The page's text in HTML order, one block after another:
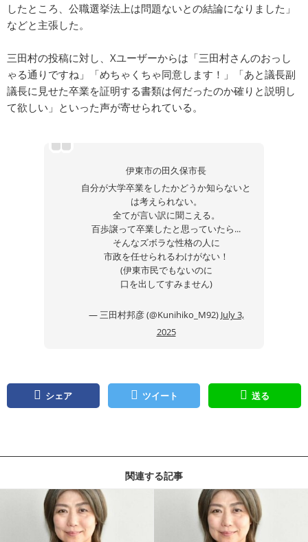
したところ、公職選挙法上は問題ないとの結論になりました」
などと主張した。
三田村の投稿に対し、Xユーザーからは「三田村さんのおっし
ゃる通りですね」「めちゃくちゃ同意します！」「あと議長副
議長に見せた卒業を証明する書類は何だったのか確りと説明し
て欲しい」といった声が寄せられている。
伊東市の田久保市長
自分が大学卒業をしたかどうか知らないと
は考えられない。
全てが言い訳に聞こえる。
百歩譲って卒業したと思っていたら...
そんなズボラな性格の人に
市政を任せられるわけがない！
(伊東市民でもないのに
口を出してすみません)
— 三田村邦彦 (@Kunihiko_M92) July 3,
2025
シェア ツイート 送る
関連する記事
記事を読む